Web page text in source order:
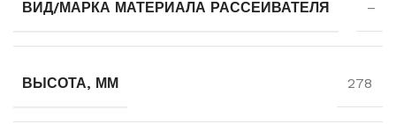
ВИД/МАРКА МАТЕРИАЛА РАССЕИВАТЕЛЯ –
ВЫСОТА, ММ 278